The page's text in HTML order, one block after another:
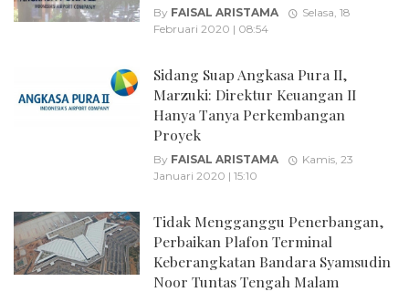
By FAISAL ARISTAMA
Selasa, 18
Februari 2020 | 08:54
Sidang Suap Angkasa Pura II,
Marzuki: Direktur Keuangan II
Hanya Tanya Perkembangan
Proyek
By FAISAL ARISTAMA
Kamis, 23
Januari 2020 | 15:10
Tidak Mengganggu Penerbangan,
Perbaikan Plafon Terminal
Keberangkatan Bandara Syamsudin
Noor Tuntas Tengah Malam